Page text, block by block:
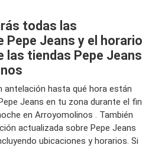
todas las
Pepe Jeans y el horario
las tiendas Pepe Jeans
antelación hasta qué hora están
Jeans en tu zona durante el fin
en Arroyomolinos . También
actualizada sobre Pepe Jeans
ubicaciones y horarios. Si